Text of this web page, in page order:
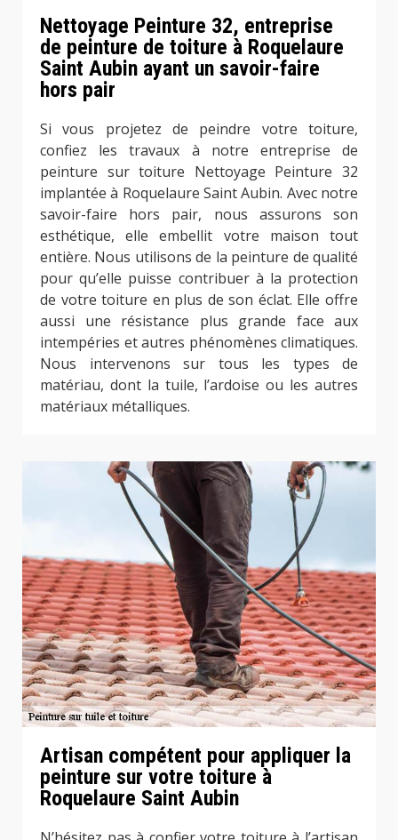
Nettoyage Peinture 32, entreprise
de peinture de toiture à Roquelaure
Saint Aubin ayant un savoir-faire
hors pair
Si vous projetez de peindre votre toiture,
confiez les travaux à notre entreprise de
peinture sur toiture Nettoyage Peinture 32
implantée à Roquelaure Saint Aubin. Avec notre
savoir-faire hors pair, nous assurons son
esthétique, elle embellit votre maison tout
entière. Nous utilisons de la peinture de qualité
pour qu’elle puisse contribuer à la protection
de votre toiture en plus de son éclat. Elle offre
aussi une résistance plus grande face aux
intempéries et autres phénomènes climatiques.
Nous intervenons sur tous les types de
matériau, dont la tuile, l’ardoise ou les autres
matériaux métalliques.
Artisan compétent pour appliquer la
peinture sur votre toiture à
Roquelaure Saint Aubin